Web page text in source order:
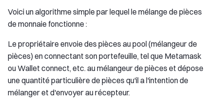
Voici un algorithme simple par lequel le mélange de pièces
de monnaie fonctionne :
Le propriétaire envoie des pièces au pool (mélangeur de
pièces) en connectant son portefeuille, tel que Metamask
ou Wallet connect, etc. au mélangeur de pièces et dépose
une quantité particulière de pièces qu'il a l'intention de
mélanger et d'envoyer au récepteur.